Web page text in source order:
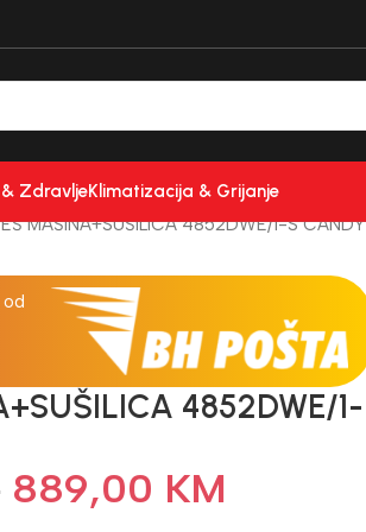
ZdravljeKlimatizacija & Grijanje
MAŠINA+SUŠILICA 4852DWE/1-S CANDY
od
4852DWE/1-
889,00 KM